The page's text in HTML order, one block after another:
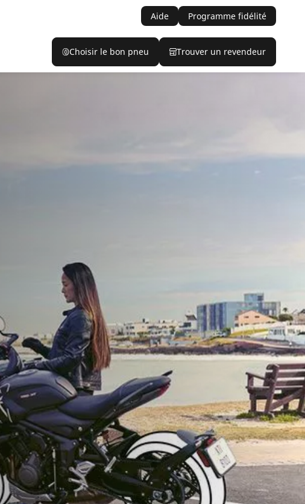
Aide Programme fidélité
Choisir le bon pneu Trouver un revendeur